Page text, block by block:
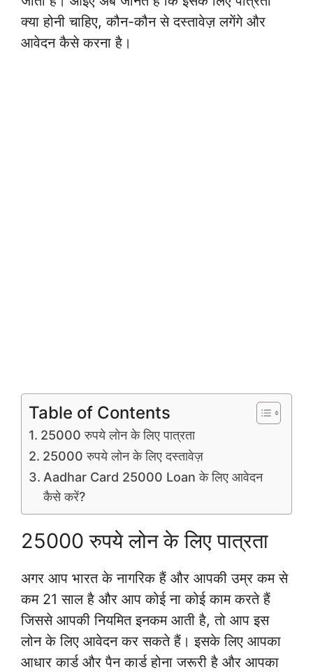
क्या होनी चाहिए, कौन-कौन से दस्तावेज़ लगेंगे और
आवेदन कैसे करना है।
Table of Contents
25000 रुपये लोन के लिए पात्रता
25000 रुपये लोन के लिए दस्तावेज़
Aadhar Card 25000 Loan के लिए आवेदन
कैसे करें?
25000 रुपये लोन के लिए पात्रता
अगर आप भारत के नागरिक हैं और आपकी उम्र कम से
कम 21 साल है और आप कोई ना कोई काम करते हैं
जिससे आपकी नियमित इनकम आती है, तो आप इस
लोन के लिए आवेदन कर सकते हैं। इसके लिए आपका
आधार कार्ड और पैन कार्ड होना जरूरी है और आपका